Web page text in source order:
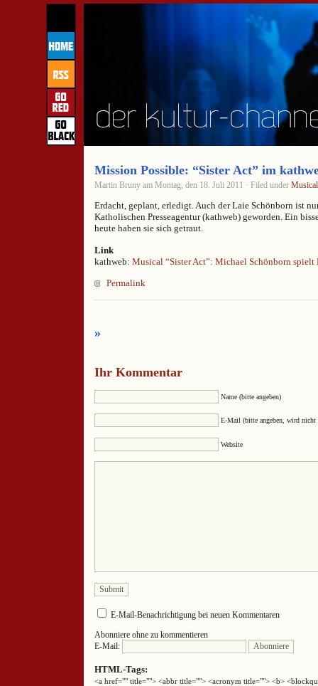
Mission Possible: “Sister Act” im
Martin Bruny am Montag, den 18. Juli 2011 · Filed under Musical
Erdacht, geplant, erledigt. Auch der Laie Schönborn ist
Katholischen Presseagentur (kathweb) geworden. Ein
heute haben sie sich getraut.
Link
kathweb: Musical “Sister Act”: Michael Schönborn spielt
Permalink
»
Ihr Kommentar
Name (bitte angeben)
E-Mail (bitte angeben, wird nicht
Website
E-Mail-Benachrichtigung bei neuen Kommentaren
Abonniere ohne zu kommentieren
E-Mail:
HTML-Tags:
<a href="" title=""> <abbr title=""> <acronym title=""> <b>